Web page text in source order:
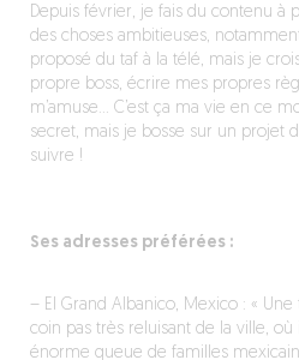
Depuis février, je fais du contenu à
des choses ambitieuses,
proposé du taf à la télé, mais je
propre boss, écrire mes propres
m’amuse… C’est ça ma vie en ce
secret, mais je bosse sur un projet
suivre !
Ses adresses préférées :
– El Grand Albanico, Mexico : «
coin pas très reluisant de la ville,
énorme queue de familles